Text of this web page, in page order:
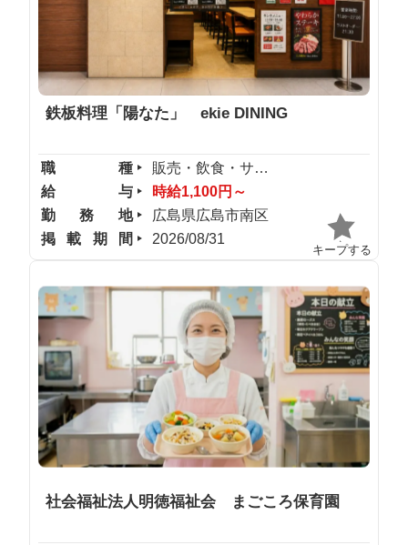
鉄板料理「陽なた」 ekie DINING
職種
販売・飲食・サービス
給与
時給1,100円～
勤務地
広島県広島市南区
掲載期間
2026/08/31
キープする
社会福祉法人明徳福祉会 まごころ保育園